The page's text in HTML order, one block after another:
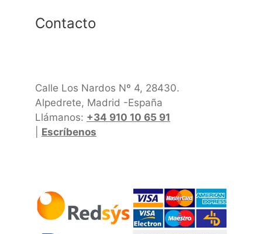
Contacto
Calle Los Nardos Nº 4, 28430.
Alpedrete, Madrid -España
Llámanos: +34 910 10 65 91
Escríbenos